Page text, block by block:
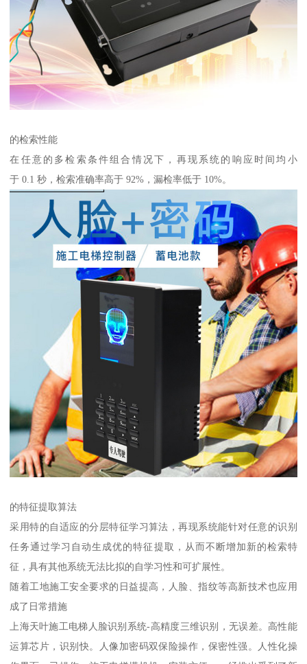
的检索性能
在任意的多检索条件组合情况下，再现系统的响应时间均小
于 0.1 秒，检索准确率高于 92%，漏检率低于 10%。
的特征提取算法
采用特的自适应的分层特征学习算法，再现系统能针对任意的识别
任务通过学习自动生成优的特征提取，从而不断增加新的检索特
征，具有其他系统无法比拟的自学习性和可扩展性。
随着工地施工安全要求的日益提高，人脸、指纹等高新技术也应用
成了日常措施
上海天叶施工电梯人脸识别系统-高精度三维识别，无误差。高性能
运算芯片，识别快。人像加密码双保险操作，保密性强。人性化操